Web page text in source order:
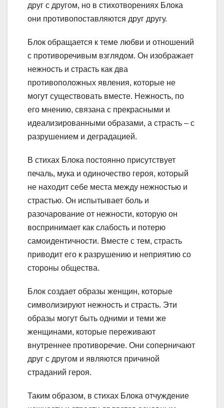
друг с другом, но в стихотворениях Блока
они противопоставляются друг другу.
Блок обращается к теме любви и отношений
с противоречивым взглядом. Он изображает
нежность и страсть как два
противоположных явления, которые не
могут существовать вместе. Нежность, по
его мнению, связана с прекрасными и
идеализированными образами, а страсть – с
разрушением и деградацией.
В стихах Блока постоянно присутствует
печаль, мука и одиночество героя, который
не находит себе места между нежностью и
страстью. Он испытывает боль и
разочарование от нежности, которую он
воспринимает как слабость и потерю
самоидентичности. Вместе с тем, страсть
приводит его к разрушению и неприятию со
стороны общества.
Блок создает образы женщин, которые
символизируют нежность и страсть. Эти
образы могут быть одними и теми же
женщинами, которые переживают
внутреннее противоречие. Они соперничают
друг с другом и являются причиной
страданий героя.
Таким образом, в стихах Блока отчуждение